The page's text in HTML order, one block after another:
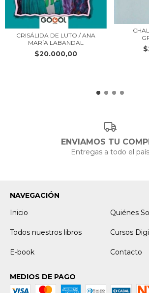
CRISÁLIDA DE LUTO / ANA
MARÍA LABANDAL
$20.000,00
ENVIAMOS TU
Entregas a todo el país
NAVEGACIÓN
Inicio
Quiénes
Todos nuestros libros Cursos
E-book Contacto
MEDIOS DE PAGO